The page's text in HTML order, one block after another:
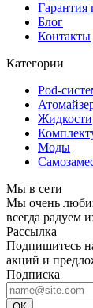
Гарантия
Блог
Контакты
Категории
Pod-
Жидкости
Моды
Мы в сети
Мы очень
всегда радуем
Рассылка
Подпишитесь
акций и
Подписка